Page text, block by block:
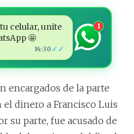
celular, unite
🤩
14:30 ✓✓
1
encargados de la parte
dinero a Francisco Luis
su parte, fue acusado de